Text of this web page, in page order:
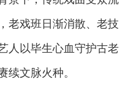
老戏班日渐消散、老技
人以毕生心血守护古老
续文脉火种。